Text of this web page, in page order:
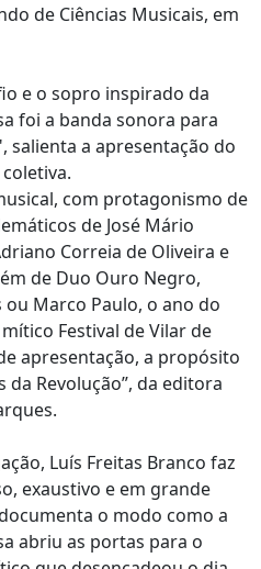
de Ciências Musicais, em
e o sopro inspirado da
foi a banda sonora para
salienta a apresentação do
com protagonismo de
de José Mário
Correia de Oliveira e
de Duo Ouro Negro,
Marco Paulo, o ano do
Festival de Vilar de
apresentação, a propósito
da Revolução”, da editora
Luís Freitas Branco faz
exaustivo e em grande
o modo como a
abriu as portas para o